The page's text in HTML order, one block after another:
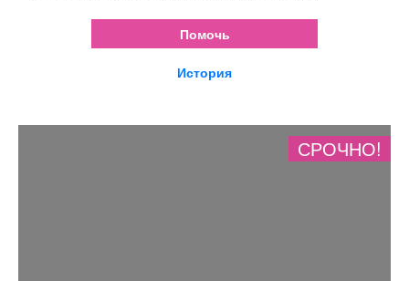
Помочь
История
СРОЧНО!